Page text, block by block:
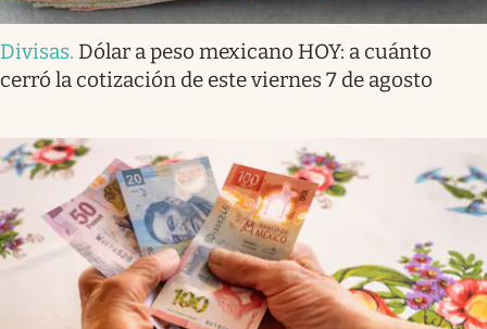
Divisas. Dólar a peso mexicano HOY: a cuánto
cerró la cotización de este viernes 7 de agosto